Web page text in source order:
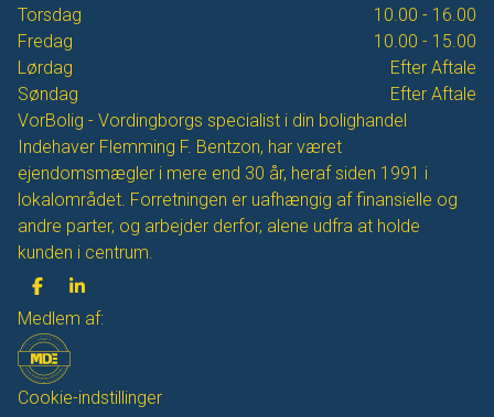
Torsdag
10.00 - 16.00
Fredag
10.00 - 15.00
Lørdag
Efter Aftale
Søndag
Efter Aftale
VorBolig - Vordingborgs specialist i din bolighandel
Indehaver Flemming F. Bentzon, har været
ejendomsmægler i mere end 30 år, heraf siden 1991 i
lokalområdet. Forretningen er uafhængig af finansielle og
andre parter, og arbejder derfor, alene udfra at holde
kunden i centrum.
Medlem af:
Cookie-indstillinger